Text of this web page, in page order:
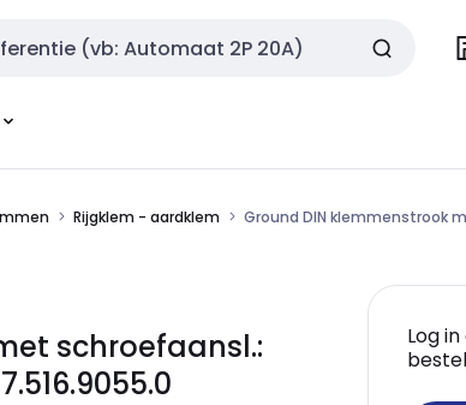
Rijgklem - aardklem Ground DIN klemmenstrook
schroefaansl.:
Log